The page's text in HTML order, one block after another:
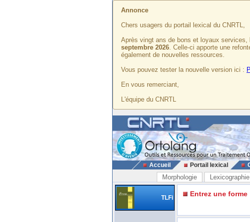
Annonce
Chers usagers du portail lexical du CNRTL,
Après vingt ans de bons et loyaux services,
septembre 2026. Celle-ci apporte une
également de nouvelles ressources.
Vous pouvez tester la nouvelle version ici :
En vous remerciant,
L'équipe du CNRTL
Accueil Portail lexical
Morphologie Lexicographie
TLFi Entrez une forme